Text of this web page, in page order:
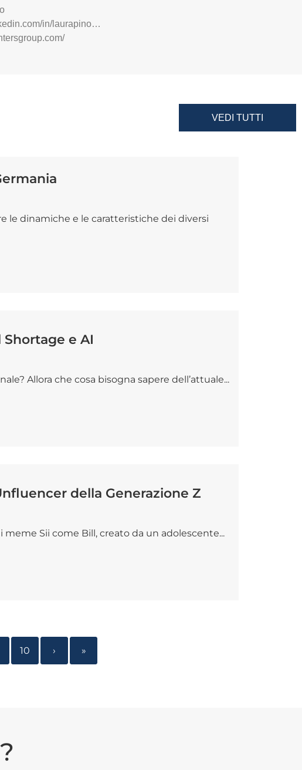
in/laurapino…
VEDI TUTTI
le dinamiche e le caratteristiche dei diversi
e AI
Allora che cosa bisogna sapere dell’attuale...
della Generazione Z
Sii come Bill, creato da un adolescente...
10 › »